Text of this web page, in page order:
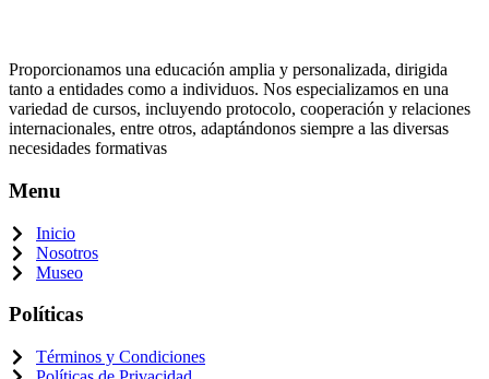
Proporcionamos una educación amplia y personalizada, dirigida
tanto a entidades como a individuos. Nos especializamos en una
variedad de cursos, incluyendo protocolo, cooperación y relaciones
internacionales, entre otros, adaptándonos siempre a las diversas
necesidades formativas
Menu
Inicio
Nosotros
Museo
Políticas
Términos y Condiciones